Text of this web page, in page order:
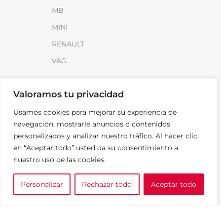
Valoramos tu privacidad
Usamos cookies para mejorar su experiencia de
navegación, mostrarle anuncios o contenidos
personalizados y analizar nuestro tráfico. Al hacer clic
en “Aceptar todo” usted da su consentimiento a
nuestro uso de las cookies.
Personalizar Rechazar todo Aceptar todo
MB
MINI
RENAULT
VAG
Distribuidores
FAQ
Contacto
Noticias
LEGAL
0